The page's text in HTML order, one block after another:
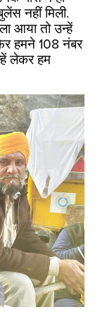
नहीं मिली.
आया तो उन्हें
हमने 108 नंबर
लेकर हम